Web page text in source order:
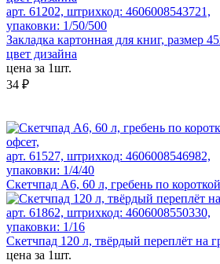
арт. 61202, штрихкод: 4606008543721,
упаковки: 1/50/500
Закладка картонная для книг, размер
цвет дизайна
цена за 1шт.
34 ₽
арт. 61527, штрихкод: 4606008546982,
упаковки: 1/4/40
Скетчпад А6, 60 л, гребень по
арт. 61862, штрихкод: 4606008550330,
упаковки: 1/16
Скетчпад 120 л, твёрдый переплёт на
цена за 1шт.